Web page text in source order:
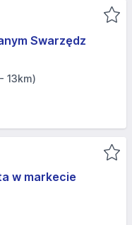
Swarzędz
13km)
w markecie